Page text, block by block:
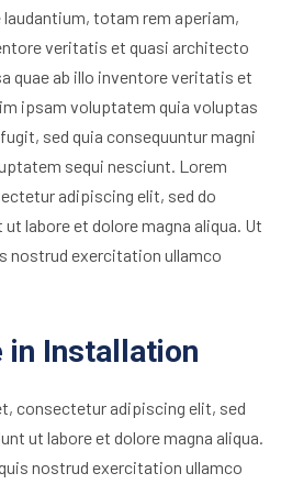
totam rem aperiam,
veritatis et quasi architecto
quae ab illo inventore veritatis et
ipsam voluptatem quia voluptas
sed quia consequuntur magni
sequi nesciunt. Lorem
adipiscing elit, sed do
labore et dolore magna aliqua. Ut
nostrud exercitation ullamco
in Installation
consectetur adipiscing elit, sed
ut labore et dolore magna aliqua.
nostrud exercitation ullamco